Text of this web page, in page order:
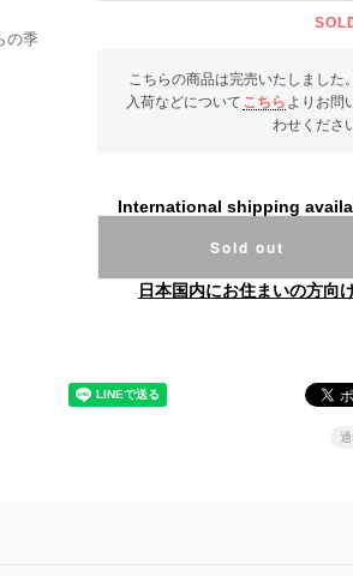
の季
こちらの商品は完売いたしました
入荷などについて こちら よりお問
わせくださ
International shipping
Sold out
日本国内にお住まいの方向